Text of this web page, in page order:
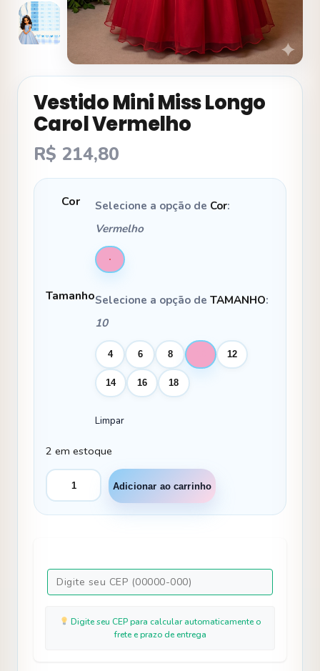
Vestido Mini Miss Longo
Carol Vermelho
R$ 214,80
Cor Selecione a opção de Cor:
Vermelho
TamanhoSelecione a opção de TAMANHO:
10
4 6 8 12
14 16 18
Limpar
2 em estoque
Vestido
Mini
quantidade
Adicionar ao carrinho
Digite seu CEP para calcular automaticamente o
frete e prazo de entrega